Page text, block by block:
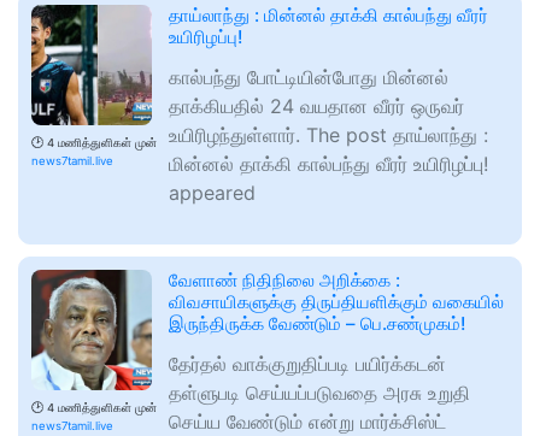
🕑 4 மணித்துளிகள் முன்
news7tamil.live
தாய்லாந்து : மின்னல் தாக்கி கால்பந்து வீரர்
உயிரிழப்பு!
கால்பந்து போட்டியின்போது மின்னல்
தாக்கியதில் 24 வயதான வீரர் ஒருவர்
உயிரிழந்துள்ளார். The post தாய்லாந்து :
மின்னல் தாக்கி கால்பந்து வீரர் உயிரிழப்பு!
appeared
🕑 4 மணித்துளிகள் முன்
news7tamil.live
வேளாண் நிதிநிலை அறிக்கை :
விவசாயிகளுக்கு திருப்தியளிக்கும் வகையில்
இருந்திருக்க வேண்டும் – பெ.சண்முகம்!
தேர்தல் வாக்குறுதிப்படி பயிர்க்கடன்
தள்ளுபடி செய்யப்படுவதை அரசு உறுதி
செய்ய வேண்டும் என்று மார்க்சிஸ்ட்